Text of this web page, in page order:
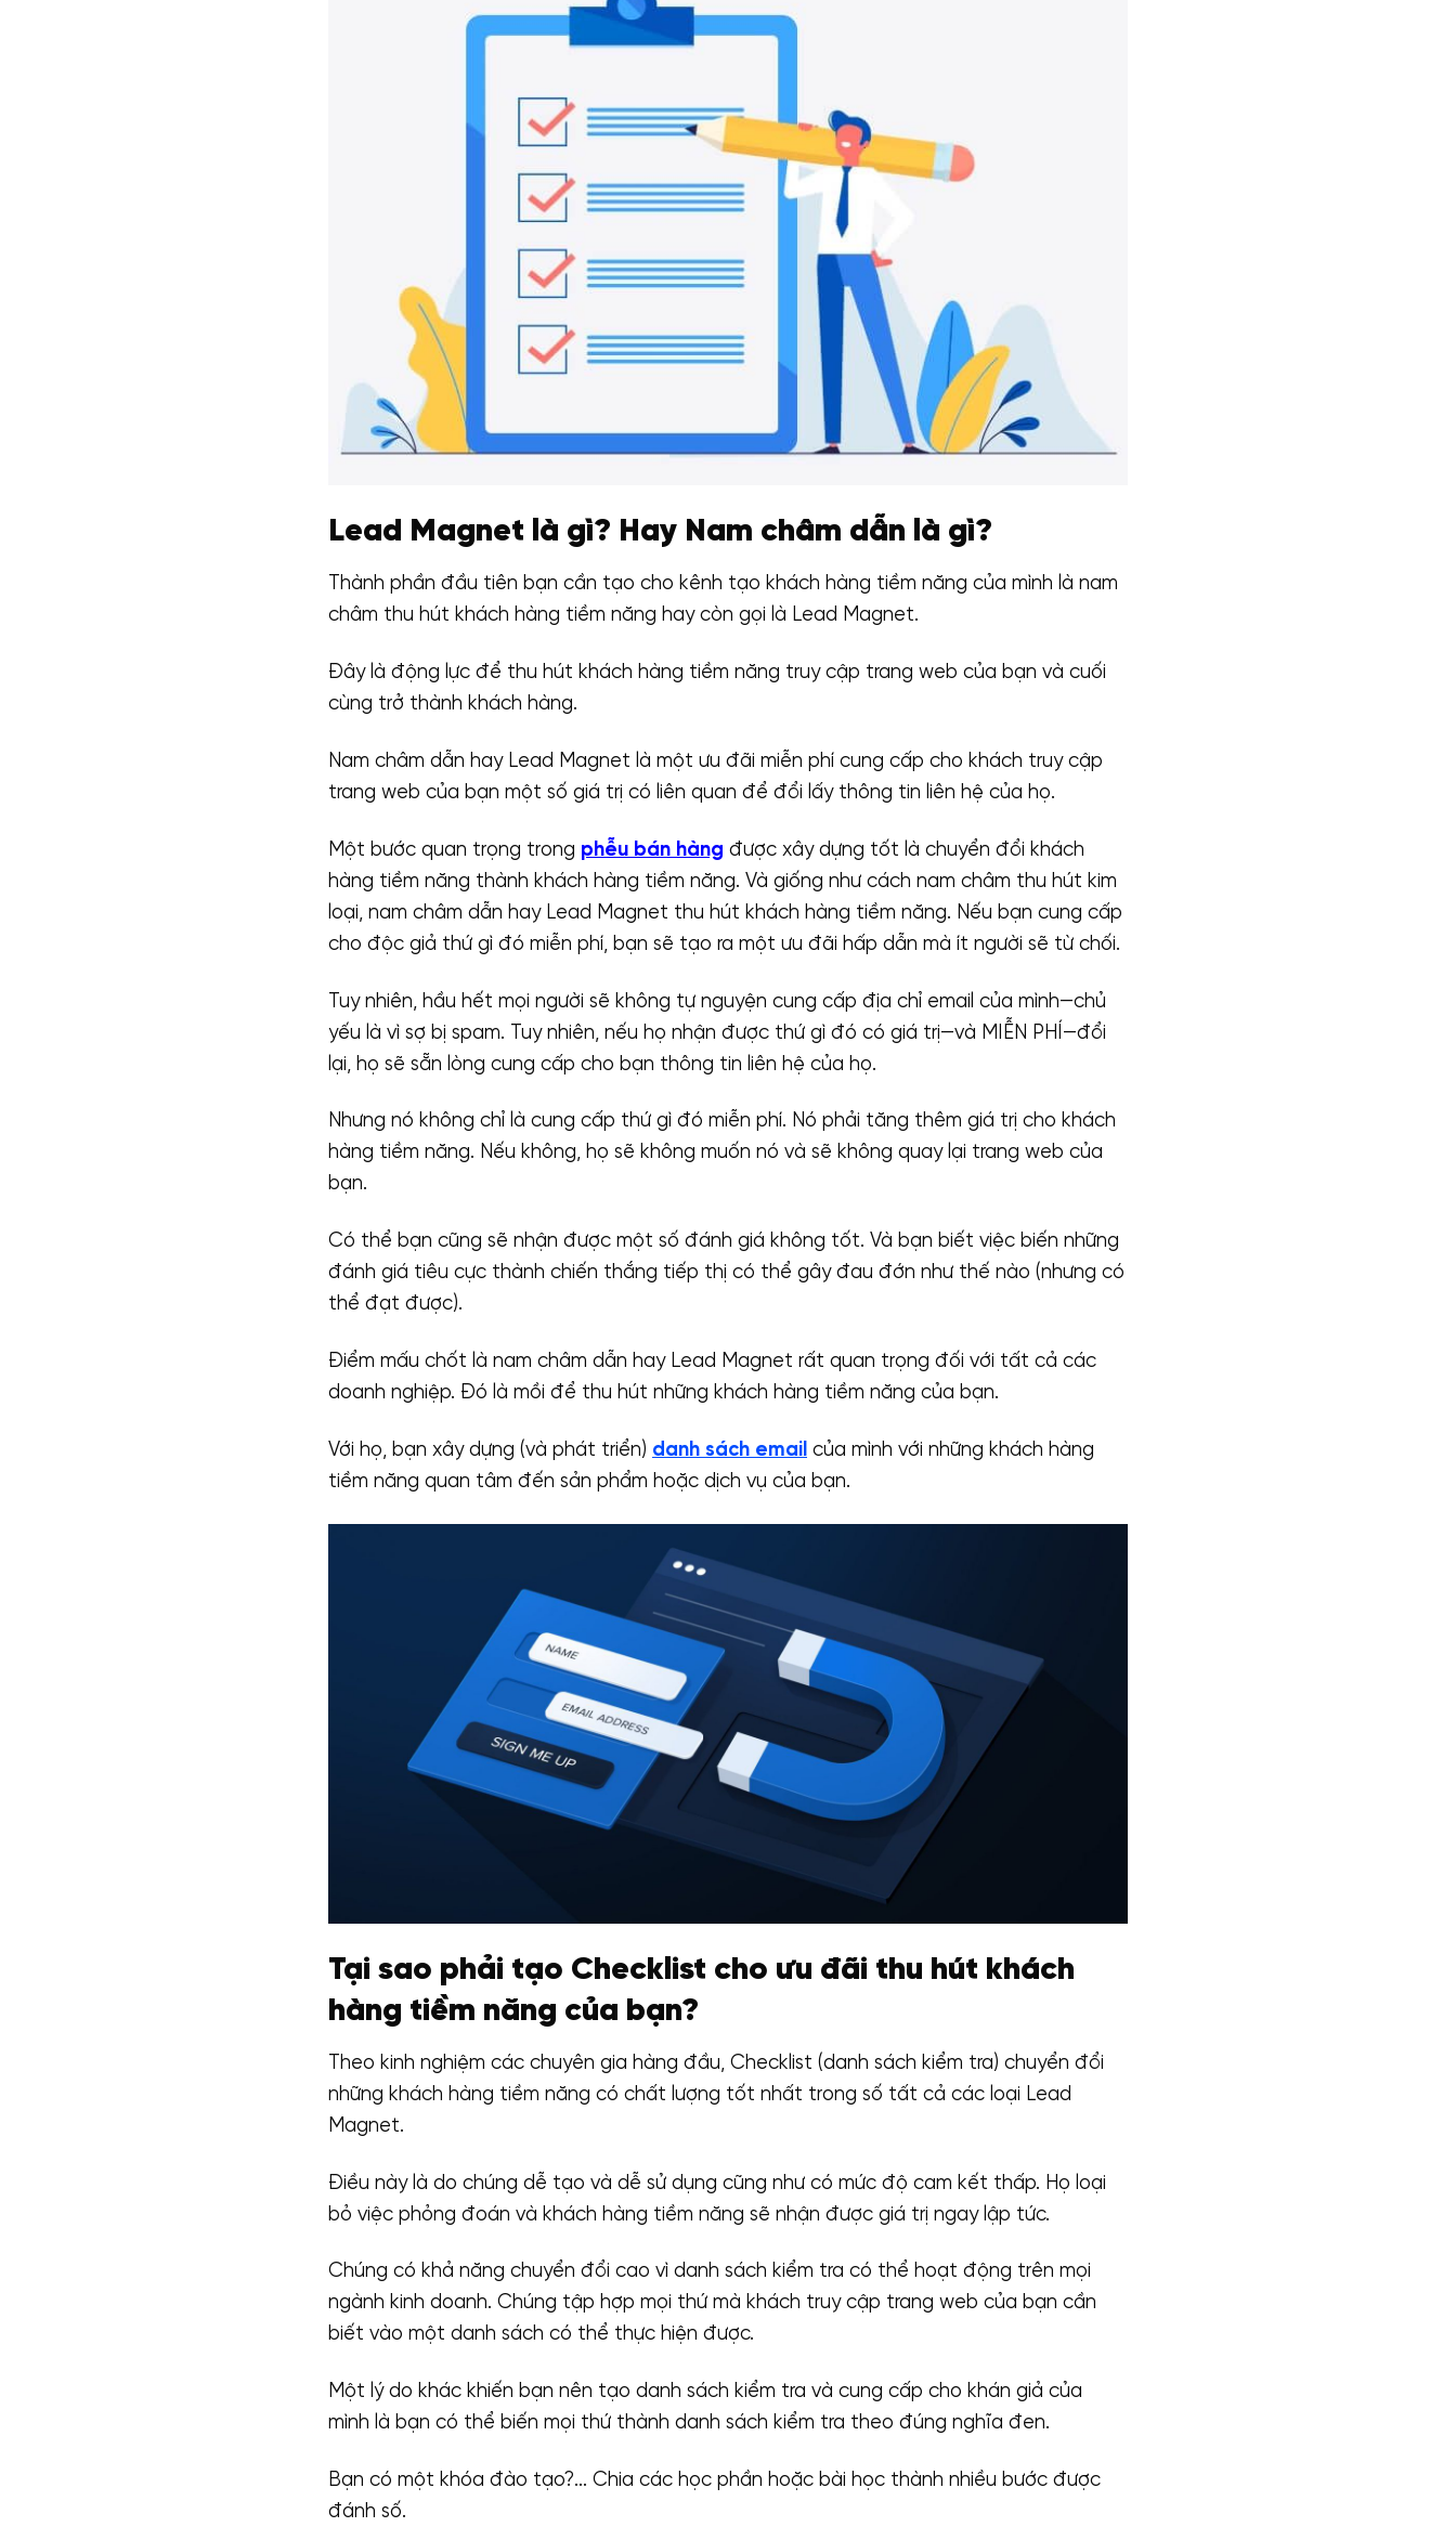
Lead Magnet là gì? Hay Nam châm dẫn là gì?
Thành phần đầu tiên bạn cần tạo cho kênh tạo khách hàng tiềm năng của mình là nam
châm thu hút khách hàng tiềm năng hay còn gọi là Lead Magnet.
Đây là động lực để thu hút khách hàng tiềm năng truy cập trang web của bạn và cuối
cùng trở thành khách hàng.
Nam châm dẫn hay Lead Magnet là một ưu đãi miễn phí cung cấp cho khách truy cập
trang web của bạn một số giá trị có liên quan để đổi lấy thông tin liên hệ của họ.
Một bước quan trọng trong phễu bán hàng được xây dựng tốt là chuyển đổi khách
hàng tiềm năng thành khách hàng tiềm năng. Và giống như cách nam châm thu hút kim
loại, nam châm dẫn hay Lead Magnet thu hút khách hàng tiềm năng. Nếu bạn cung cấp
cho độc giả thứ gì đó miễn phí, bạn sẽ tạo ra một ưu đãi hấp dẫn mà ít người sẽ từ chối.
Tuy nhiên, hầu hết mọi người sẽ không tự nguyện cung cấp địa chỉ email của mình—chủ
yếu là vì sợ bị spam. Tuy nhiên, nếu họ nhận được thứ gì đó có giá trị—và MIỄN PHÍ—đổi
lại, họ sẽ sẵn lòng cung cấp cho bạn thông tin liên hệ của họ.
Nhưng nó không chỉ là cung cấp thứ gì đó miễn phí. Nó phải tăng thêm giá trị cho khách
hàng tiềm năng. Nếu không, họ sẽ không muốn nó và sẽ không quay lại trang web của
bạn.
Có thể bạn cũng sẽ nhận được một số đánh giá không tốt. Và bạn biết việc biến những
đánh giá tiêu cực thành chiến thắng tiếp thị có thể gây đau đớn như thế nào (nhưng có
thể đạt được).
Điểm mấu chốt là nam châm dẫn hay Lead Magnet rất quan trọng đối với tất cả các
doanh nghiệp. Đó là mồi để thu hút những khách hàng tiềm năng của bạn.
Với họ, bạn xây dựng (và phát triển) danh sách email của mình với những khách hàng
tiềm năng quan tâm đến sản phẩm hoặc dịch vụ của bạn.
Tại sao phải tạo Checklist cho ưu đãi thu hút khách
hàng tiềm năng của bạn?
Theo kinh nghiệm các chuyên gia hàng đầu, Checklist (danh sách kiểm tra) chuyển đổi
những khách hàng tiềm năng có chất lượng tốt nhất trong số tất cả các loại Lead
Magnet.
Điều này là do chúng dễ tạo và dễ sử dụng cũng như có mức độ cam kết thấp. Họ loại
bỏ việc phỏng đoán và khách hàng tiềm năng sẽ nhận được giá trị ngay lập tức.
Chúng có khả năng chuyển đổi cao vì danh sách kiểm tra có thể hoạt động trên mọi
ngành kinh doanh. Chúng tập hợp mọi thứ mà khách truy cập trang web của bạn cần
biết vào một danh sách có thể thực hiện được.
Một lý do khác khiến bạn nên tạo danh sách kiểm tra và cung cấp cho khán giả của
mình là bạn có thể biến mọi thứ thành danh sách kiểm tra theo đúng nghĩa đen.
Bạn có một khóa đào tạo?… Chia các học phần hoặc bài học thành nhiều bước được
đánh số.